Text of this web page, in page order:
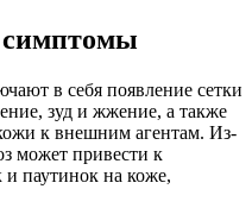
в себя появление сетки
зуд и жжение, а также
к внешним агентам. Из-
может привести к
и паутинок на коже,